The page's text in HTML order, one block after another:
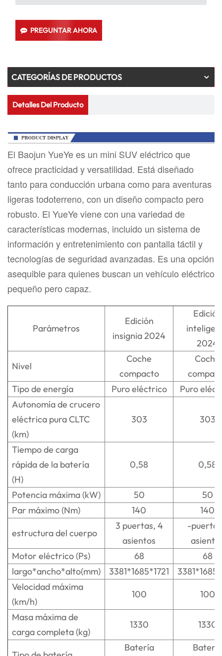
PREGUNTAR AHORA
CATEGORÍAS DE PRODUCTOS
Detalles Del Producto
El Baojun YueYe es un mini SUV eléctrico que
ofrece practicidad y versatilidad. Está diseñado
tanto para conducción urbana como para aventuras
ligeras todoterreno, con un diseño compacto pero
robusto. El YueYe viene con una variedad de
características modernas, incluido un sistema de
información y entretenimiento con pantalla táctil y
tecnologías de seguridad avanzadas. Es una opción
asequible para quienes buscan un vehículo eléctrico
pequeño pero capaz.
Parámetros
Edición
insignia 2024
Edición
2024
Nivel
Coche
compacto
Coche
Tipo de energía
Puro eléctrico
Puro
Autonomía de crucero
eléctrica pura CLTC
(km)
303 303
Tiempo de carga
rápida de la batería
(H)
0,58 0,58
Potencia máxima (kW) 50
50
Par máximo (Nm)
140
140
estructura del cuerpo
3 puertas, 4
asientos
-puerta,
Motor eléctrico (Ps)
68
68
largo*ancho*alto(mm)
3381*1685*1721
Velocidad máxima
(km/h)
100
100
Masa máxima de
carga completa (kg)
1330 1330
Batería Batería